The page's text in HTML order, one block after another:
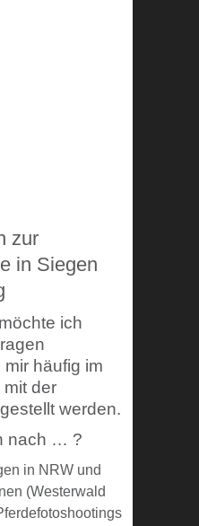
zur
in Siegen
ich
häufig im
der
werden.
nach … ?
in NRW und
(Westerwald